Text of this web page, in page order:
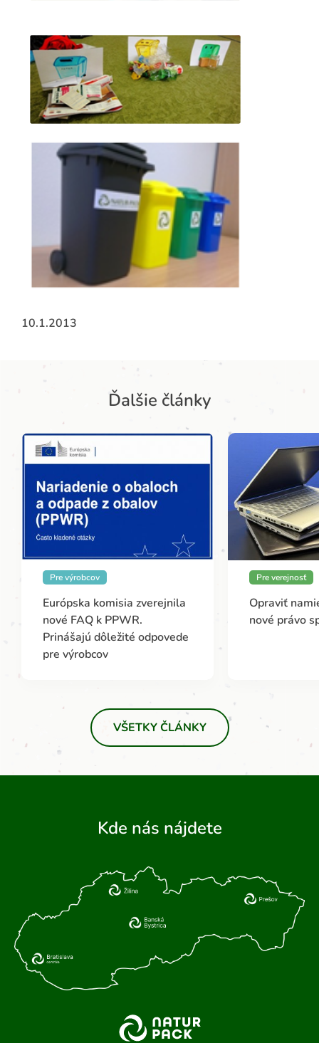
10.1.2013
Ďalšie články
Pre výrobcov
Európska komisia zverejnila
nové FAQ k PPWR.
Prinášajú dôležité odpovede
pre výrobcov
Pre verejnosť
Opraviť
nové právo
VŠETKY ČLÁNKY
Kde nás nájdete